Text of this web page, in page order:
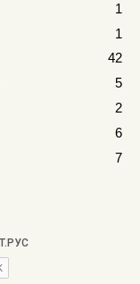
1
1
42
5
2
6
7